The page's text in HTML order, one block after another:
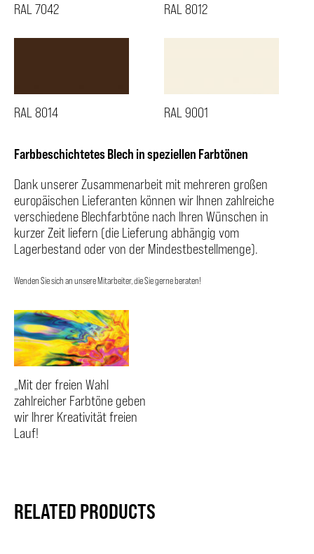
RAL 7042 RAL 8012
RAL 8014 RAL 9001
Farbbeschichtetes Blech in speziellen Farbtönen
Dank unserer Zusammenarbeit mit mehreren großen
europäischen Lieferanten können wir Ihnen zahlreiche
verschiedene Blechfarbtöne nach Ihren Wünschen in
kurzer Zeit liefern (die Lieferung abhängig vom
Lagerbestand oder von der Mindestbestellmenge).
Wenden Sie sich an unsere Mitarbeiter, die Sie gerne beraten!
„Mit der freien Wahl
zahlreicher Farbtöne geben
wir Ihrer Kreativität freien
Lauf!
RELATED PRODUCTS